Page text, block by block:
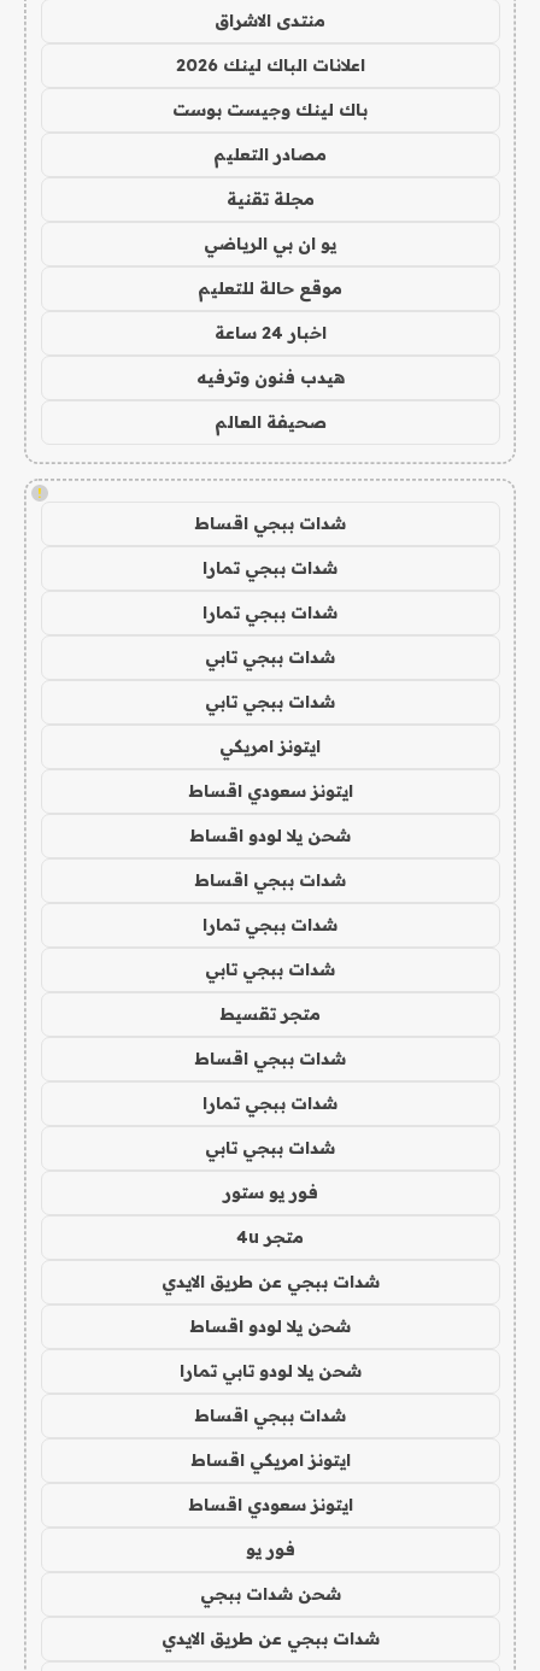
منتدى الاشراق
اعلانات الباك لينك 2026
باك لينك وجيست بوست
مصادر التعليم
مجلة تقنية
يو ان بي الرياضي
موقع حالة للتعليم
اخبار 24 ساعة
هيدب فنون وترفيه
صحيفة العالم
!
شدات ببجي اقساط
شدات ببجي تمارا
شدات ببجي تمارا
شدات ببجي تابي
شدات ببجي تابي
ايتونز امريكي
ايتونز سعودي اقساط
شحن يلا لودو اقساط
شدات ببجي اقساط
شدات ببجي تمارا
شدات ببجي تابي
متجر تقسيط
شدات ببجي اقساط
شدات ببجي تمارا
شدات ببجي تابي
فور يو ستور
متجر 4u
شدات ببجي عن طريق الايدي
شحن يلا لودو اقساط
شحن يلا لودو تابي تمارا
شدات ببجي اقساط
ايتونز امريكي اقساط
ايتونز سعودي اقساط
فور يو
شحن شدات ببجي
شدات ببجي عن طريق الايدي